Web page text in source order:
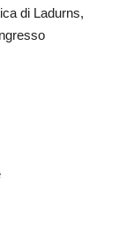
di Ladurns,
Isarco per